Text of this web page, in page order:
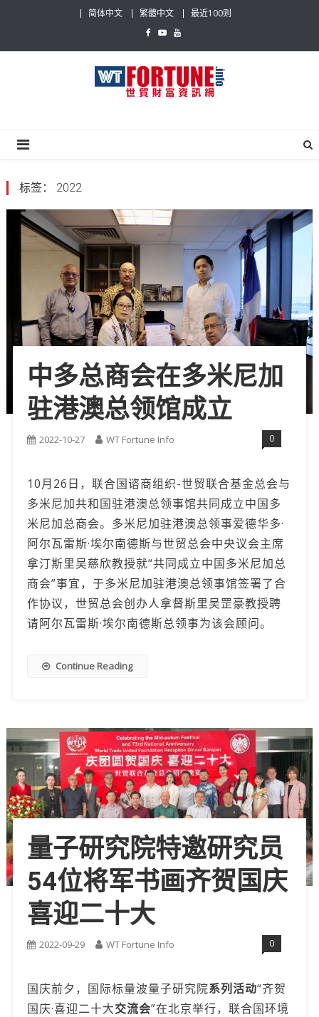
简体中文 繁體中文 最近100则
标签： 2022
中多总商会在多米尼加
驻港澳总领馆成立
2022-10-27 WT Fortune Info 0
10月26日，联合国谘商组织-世贸联合基金总会与
多米尼加共和国驻港澳总领事馆共同成立中国多
米尼加总商会。多米尼加驻港澳总领事爱德华多·
阿尔瓦雷斯·埃尔南德斯与世贸总会中央议会主席
拿汀斯里吴慈欣教授就“共同成立中国多米尼加总
商会”事宜，于多米尼加驻港澳总领事馆签署了合
作协议，世贸总会创办人拿督斯里吴罡豪教授聘
请阿尔瓦雷斯·埃尔南德斯总领事为该会顾问。
Continue Reading
量子研究院特邀研究员
54位将军书画齐贺国庆
喜迎二十大
2022-09-29 WT Fortune Info 0
国庆前夕，国际标量波量子研究院系列活动“齐贺
国庆·喜迎二十大交流会”在北京举行，联合国环境